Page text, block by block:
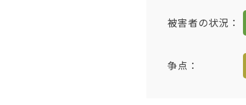
被害者の状況：
争点：